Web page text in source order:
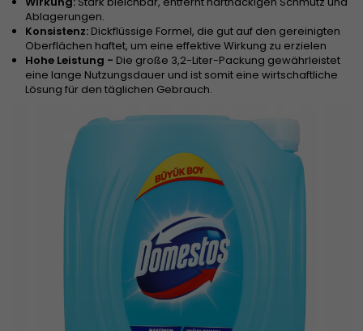
Ablagerungen.
Konsistenz: Dickflüssige Formel, die gut auf den gereinigten
Oberflächen haftet, um eine effektive Wirkung zu erzielen
Hohe Leistung - Die große 3,2-Liter-Packung gewährleistet
eine lange Nutzungsdauer und ist somit eine wirtschaftliche
Lösung für den täglichen Gebrauch.